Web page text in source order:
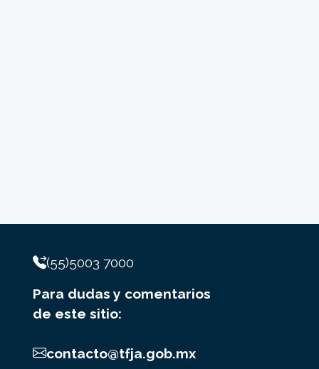
(55)5003 7000
Para dudas y comentarios
de este sitio:
contacto@tfja.gob.mx